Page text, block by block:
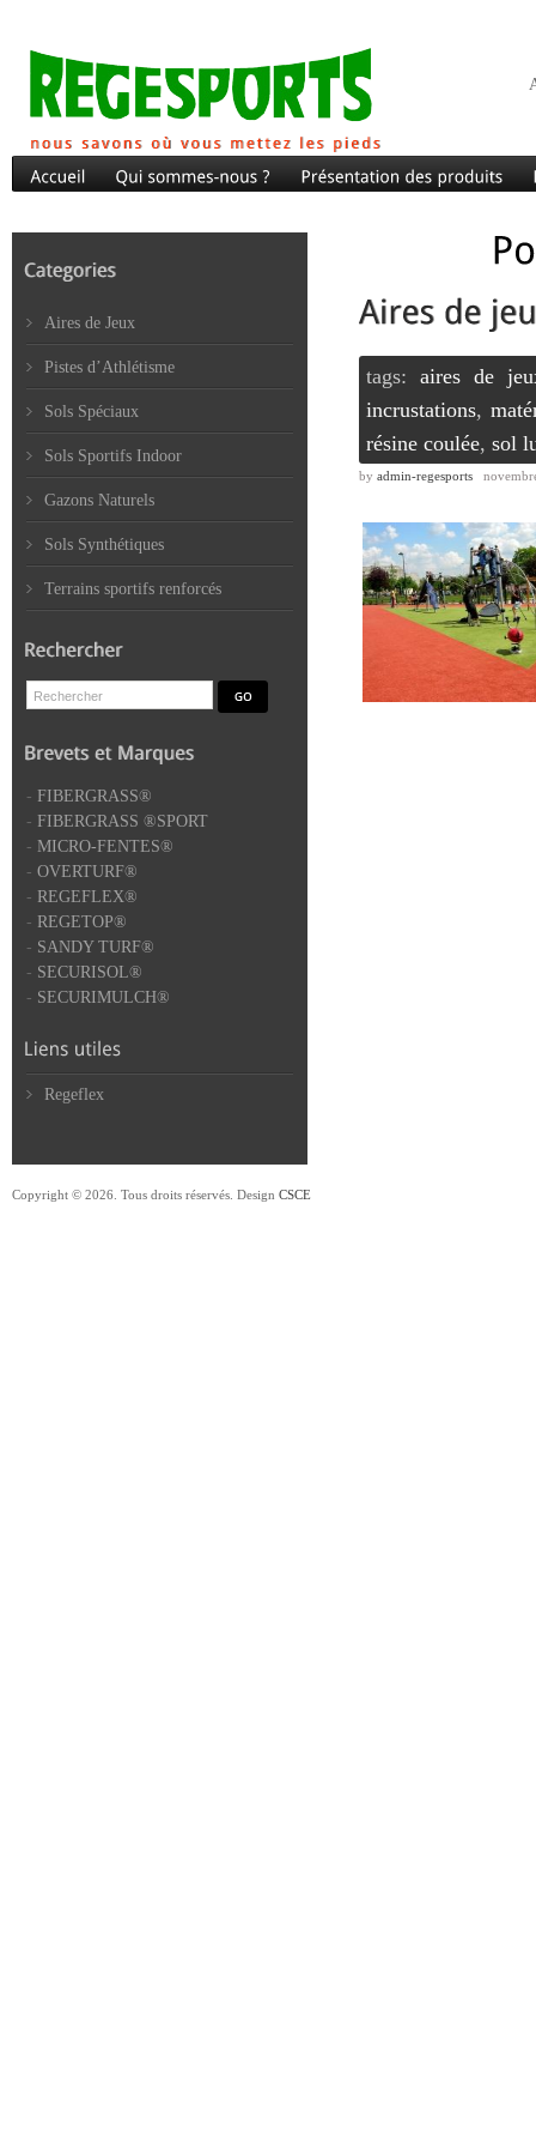
tags: aires de
incrustations,
résine coulée, sol
by admin-regesports
Aires de Jeux
Pistes d’Athlétisme
Sols Spéciaux
Sols Sportifs Indoor
Gazons Naturels
Sols Synthétiques
Terrains sportifs renforcés
- FIBERGRASS®
- FIBERGRASS ®SPORT
- MICRO-FENTES®
- OVERTURF®
- REGEFLEX®
- REGETOP®
- SANDY TURF®
- SECURISOL®
- SECURIMULCH®
Regeflex
Copyright © 2026. Tous droits réservés. Design CSCE